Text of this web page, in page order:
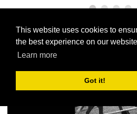
This website uses cookies to
the best experience on our
Learn more
Got it!
$config[ads_kvadrat]
REDAKTØRENS VALG -